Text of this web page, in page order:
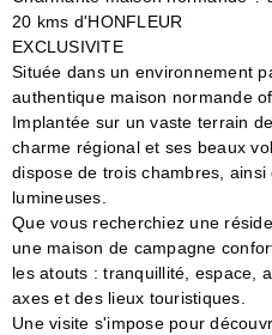
20 kms d'HONFLEUR
EXCLUSIVITE
Située dans un environnement
authentique maison normande
Implantée sur un vaste terrain
charme régional et ses beaux
dispose de trois chambres,
lumineuses.
Que vous recherchiez une
une maison de campagne
les atouts : tranquillité, espace,
axes et des lieux touristiques.
Une visite s'impose pour